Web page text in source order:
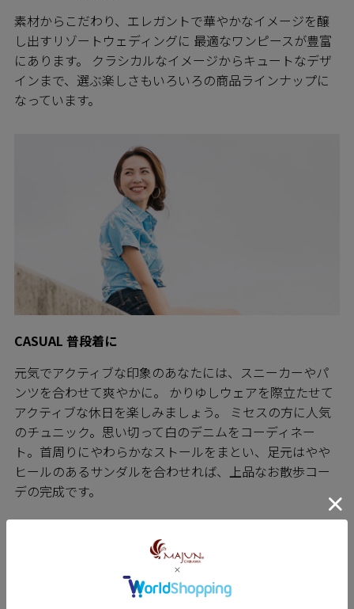
素材からこだわり、エレガントで華やかなイメージを醸
し出すリゾートウェディングに 最適なワンピースが豊富
にあります。 クラシカルなイメージからキュートなデザ
インまで、選ぶ楽しさもいろいろの商品ラインナップに
なっています。
CASUAL 普段着に
元気でアクティブな印象のあなたには、スニーカーやパ
ンツを合わせて爽やかに。 かりゆしウェアを際立たせて
アクティブな休日を楽しみましょう。 ミセスの方に人気
のチュニック。思い切って白のデニムをコーディネー
ト。首周りにやわらかなストールをまとい、足元はやや
ヒールのあるサンダルを合わせれば、上品なお散歩コー
デの完成です。